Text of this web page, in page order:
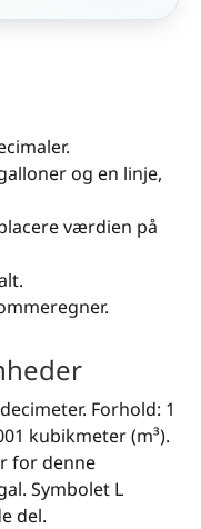
og en linje,
værdien på
Forhold: 1
kubikmeter (m³).
for denne
Symbolet L
del.